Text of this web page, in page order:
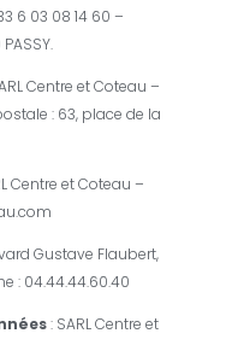
6 03 08 14 60 –
.
Centre et Coteau –
: 63, place de la
Centre et Coteau –
Gustave Flaubert,
: 04.44.44.60.40
: SARL Centre et